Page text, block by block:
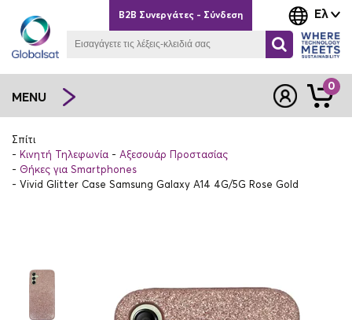
Ελ
B2B Συνεργάτες - Σύνδεση
MENU
0
Σπίτι
Κινητή Τηλεφωνία
Αξεσουάρ Προστασίας
Θήκες για Smartphones
Vivid Glitter Case Samsung Galaxy A14 4G/5G Rose Gold